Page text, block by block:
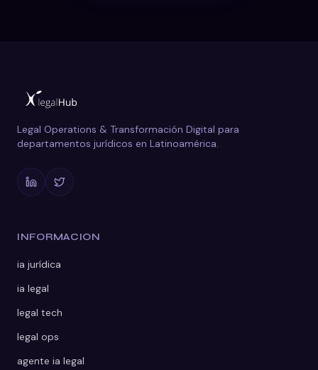
Legal Operations & Transformación Digital para
departamentos jurídicos en Latinoamérica.
INFORMACION
ia jurídica
ia legal
legal tech
legal ops
agente ia legal